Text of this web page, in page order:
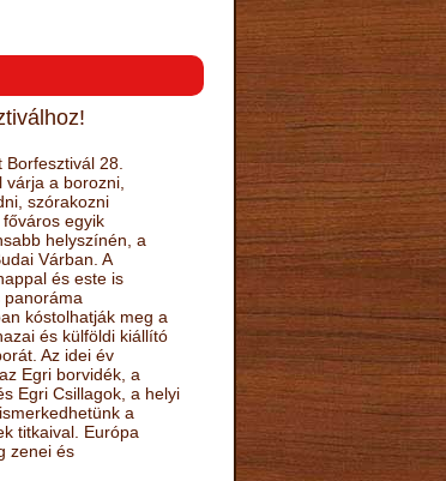
Borfesztivál 28.
várja a borozni,
szórakozni
egyik
helyszínén, a
Várban. A
és este is
panoráma
kóstolhatják meg a
és külföldi kiállító
Az idei év
Egri borvidék, a
Egri Csillagok, a helyi
a
titkaival. Európa
zenei és